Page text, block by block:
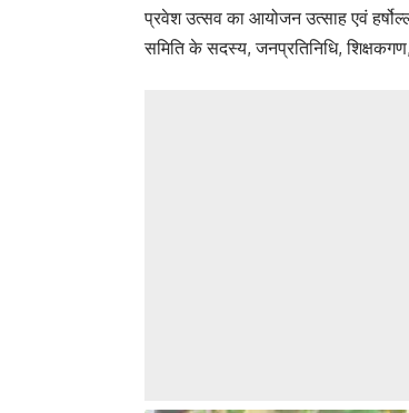
प्रवेश उत्सव का आयोजन उत्साह एवं
समिति के सदस्य, जनप्रतिनिधि,